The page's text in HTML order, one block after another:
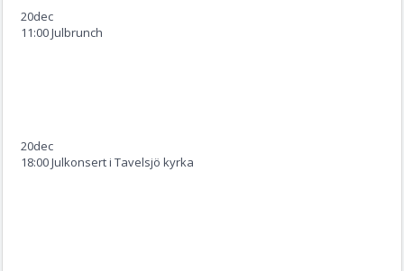
20dec
11:00 Julbrunch
20dec
18:00 Julkonsert i Tavelsjö kyrka